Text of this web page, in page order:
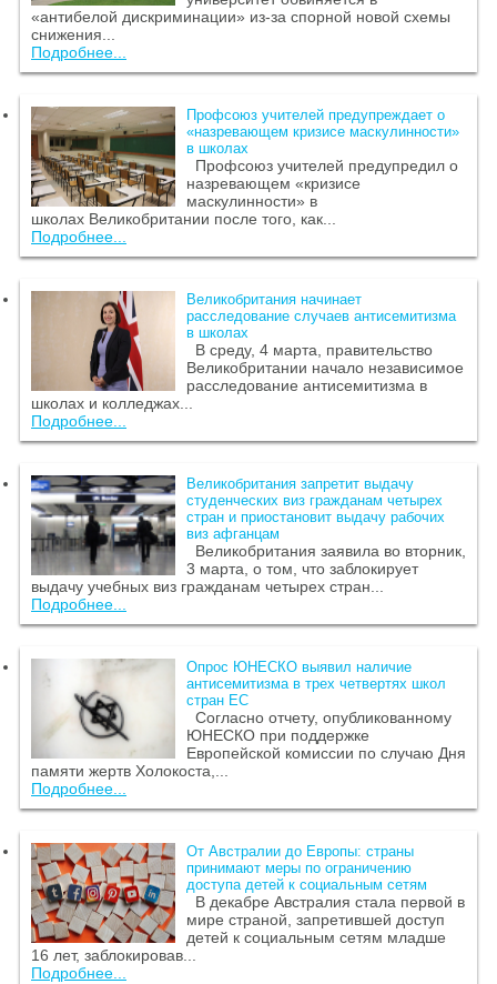
«антибелой дискриминации» из-за спорной новой схемы
снижения...
Подробнее...
Профсоюз учителей предупреждает о
«назревающем кризисе маскулинности»
в школах
Профсоюз учителей предупредил о
назревающем «кризисе
маскулинности» в
школах Великобритании после того, как...
Подробнее...
Великобритания начинает
расследование случаев антисемитизма
в школах
В среду, 4 марта, правительство
Великобритании начало независимое
расследование антисемитизма в
школах и колледжах...
Подробнее...
Великобритания запретит выдачу
студенческих виз гражданам четырех
стран и приостановит выдачу рабочих
виз афганцам
Великобритания заявила во вторник,
3 марта, о том, что заблокирует
выдачу учебных виз гражданам четырех стран...
Подробнее...
Опрос ЮНЕСКО выявил наличие
антисемитизма в трех четвертях школ
стран ЕС
Согласно отчету, опубликованному
ЮНЕСКО при поддержке
Европейской комиссии по случаю Дня
памяти жертв Холокоста,...
Подробнее...
От Австралии до Европы: страны
принимают меры по ограничению
доступа детей к социальным сетям
В декабре Австралия стала первой в
мире страной, запретившей доступ
детей к социальным сетям младше
16 лет, заблокировав...
Подробнее...